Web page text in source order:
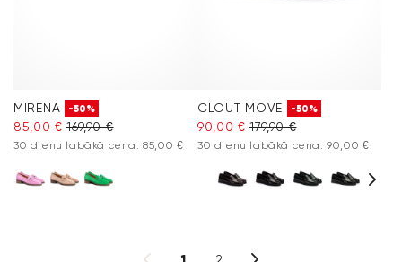
MIRENA -50%
85,00 € 169,90 €
30 dienu labākā cena: 85,00 €
CLOUT MOVE -50%
90,00 € 179,90 €
30 dienu labākā cena: 90,00 €